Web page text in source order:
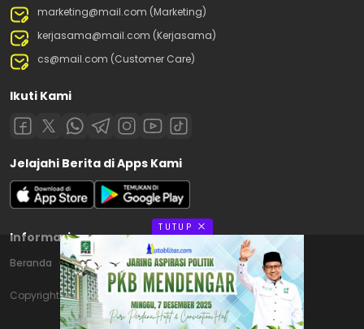
marketing@mail.com (Marketing)
kerjasama@mail.com (Kerjasama)
cs@mail.com (Customer Care)
Ikuti Kami
Jelajahi Berita di Apps Kami
Informasi
Beranda Contact Disclaimer Privacy Policy
Copyright © 2025 Matablitar.com. All rights reserved.
TUTUP